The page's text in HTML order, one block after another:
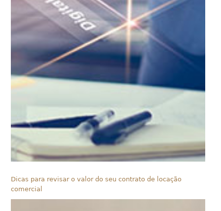
Dicas para revisar o valor do seu contrato de locação
comercial